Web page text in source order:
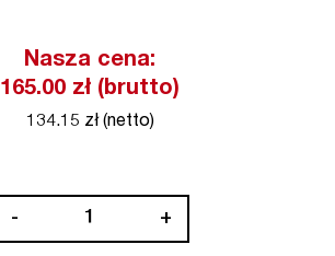
Nasza cena:
165.00 zł (brutto)
134.15 zł (netto)
- +